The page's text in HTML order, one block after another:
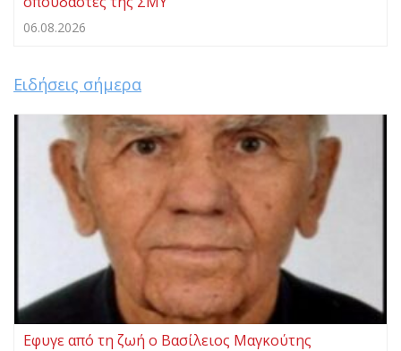
06.08.2026
Ειδήσεις σήμερα
Eφυγε από τη ζωή ο Βασίλειος Μαγκούτης